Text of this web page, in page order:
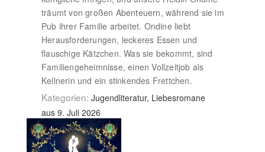
träumt von großen Abenteuern, während sie im
Pub ihrer Familie arbeitet. Ondine liebt
Herausforderungen, leckeres Essen und
flauschige Kätzchen. Was sie bekommt, sind
Familiengeheimnisse, einen Vollzeitjob als
Kellnerin und ein stinkendes Frettchen.
Kategorien: Jugendliteratur, Liebesromane
aus 9. Juli 2026